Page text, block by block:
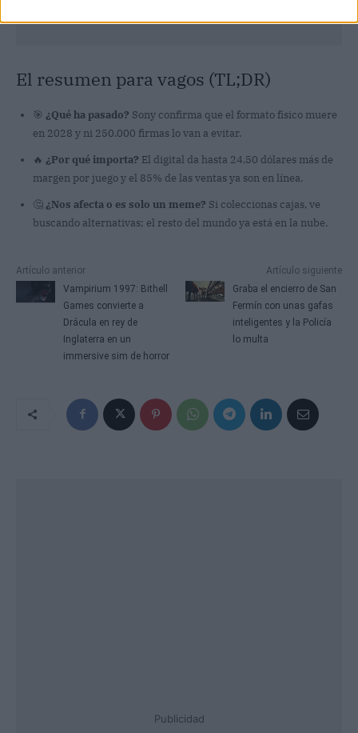
El resumen para vagos (TL;DR)
🎯 ¿Qué ha pasado? Sony confirma que el formato físico muere
en 2028 y ni 250.000 firmas lo van a evitar.
🔥 ¿Por qué importa? El digital da hasta 24,50 dólares más de
margen por juego y el 85% de las ventas ya son en línea.
🤔¿Nos afecta o es solo un meme? Si coleccionas cajas, ve
buscando alternativas; el resto del mundo ya está en la nube.
Artículo anterior
Vampirium 1997: Bithell
Games convierte a
Drácula en rey de
Inglaterra en un
immersive sim de horror
Artículo siguiente
Graba el encierro de San
Fermín con unas gafas
inteligentes y la Policía
lo multa
Publicidad